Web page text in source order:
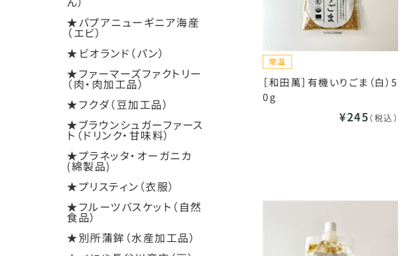
★パプアニューギニア海産
（エビ）
★ビオランド（パン）
★ファーマーズファクトリー
（肉・肉加工品）
★フクダ（豆加工品）
★ブラウンシュガーファース
ト（ドリンク・甘味料）
★プラネッタ・オーガニカ
(綿製品)
★プリスティン（衣服）
★フルーツバスケット（自然
食品）
★別所蒲鉾（水産加工品）
［和田萬］有機いりごま（白）5
0g
¥245（税込）